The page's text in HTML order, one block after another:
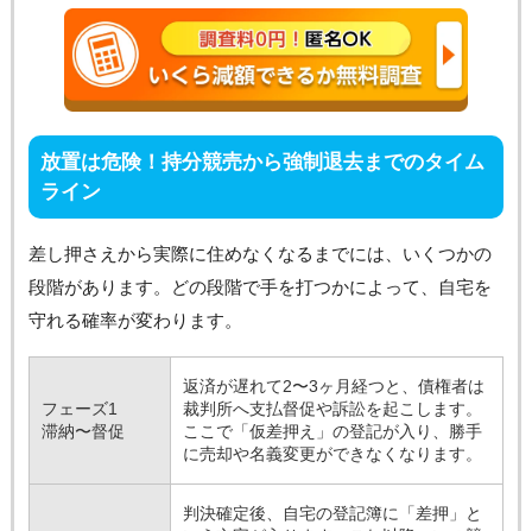
放置は危険！持分競売から強制退去までのタイム
ライン
差し押さえから実際に住めなくなるまでには、いくつかの
段階があります。どの段階で手を打つかによって、自宅を
守れる確率が変わります。
フェーズ1
滞納〜督促
返済が遅れて2〜3ヶ月経つと、債権者は
裁判所へ支払督促や訴訟を起こします。
ここで「仮差押え」の登記が入り、勝手
に売却や名義変更ができなくなります。
判決確定後、自宅の登記簿に「差押」と